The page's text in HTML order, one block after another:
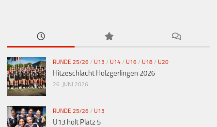
RUNDE 25/26 / U13 / U14 / U16 / U18 / U20
Hitzeschlacht Holzgerlingen 2026
26. JUNI 2026
RUNDE 25/26 / U13
U13 holt Platz 5